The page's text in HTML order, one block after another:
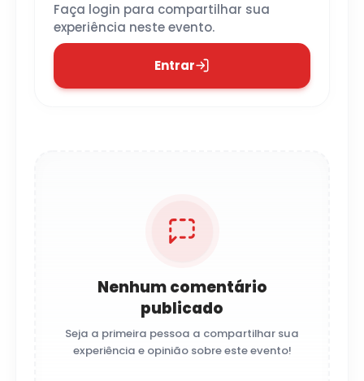
Faça login para compartilhar sua
experiência neste evento.
Entrar
Nenhum comentário
publicado
Seja a primeira pessoa a compartilhar sua
experiência e opinião sobre este evento!